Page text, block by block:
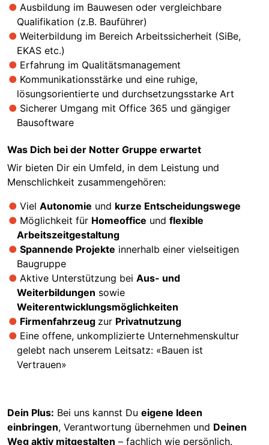
Ausbildung im Bauwesen oder vergleichbare
Qualifikation (z.B. Bauführer)
Weiterbildung im Bereich Arbeitssicherheit (SiBe,
EKAS etc.)
Erfahrung im Qualitätsmanagement
Kommunikationsstärke und eine ruhige,
lösungsorientierte und durchsetzungsstarke Art
Sicherer Umgang mit Office 365 und gängiger
Bausoftware
Was Dich bei der Notter Gruppe erwartet
Wir bieten Dir ein Umfeld, in dem Leistung und
Menschlichkeit zusammengehören:
VielAutonomie und kurze Entscheidungswege
Möglichkeit für Homeoffice undflexible
Arbeitszeitgestaltung
Spannende Projekte innerhalb einer vielseitigen
Baugruppe
Aktive Unterstützung beiAus- und
Weiterbildungen sowie
Weiterentwicklungsmöglichkeiten
Firmenfahrzeug zur Privatnutzung
Eine offene, unkomplizierte Unternehmenskultur
gelebt nach unserem Leitsatz: «Bauen ist
Vertrauen»
Dein Plus: Bei uns kannst Du eigene Ideen
einbringen, Verantwortung übernehmen und Deinen
Weg aktiv mitgestalten – fachlich wie persönlich.